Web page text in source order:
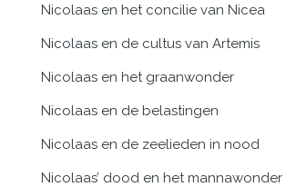
Nicolaas en het concilie van Nicea
Nicolaas en de cultus van Artemis
Nicolaas en het graanwonder
Nicolaas en de belastingen
Nicolaas en de zeelieden in nood
Nicolaas’ dood en het mannawonder